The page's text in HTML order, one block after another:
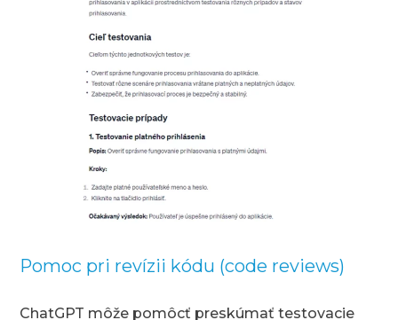
Pomoc pri revízii kódu (code reviews)
ChatGPT môže pomôcť preskúmať testovacie